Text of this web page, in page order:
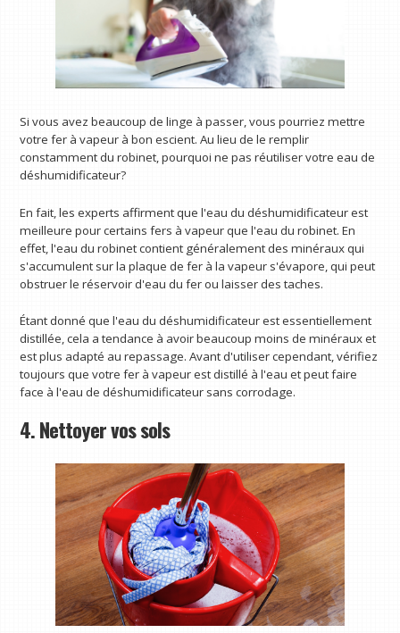
Si vous avez beaucoup de linge à passer, vous pourriez mettre
votre fer à vapeur à bon escient. Au lieu de le remplir
constamment du robinet, pourquoi ne pas réutiliser votre eau de
déshumidificateur?
En fait, les experts affirment que l'eau du déshumidificateur est
meilleure pour certains fers à vapeur que l'eau du robinet. En
effet, l'eau du robinet contient généralement des minéraux qui
s'accumulent sur la plaque de fer à la vapeur s'évapore, qui peut
obstruer le réservoir d'eau du fer ou laisser des taches.
Étant donné que l'eau du déshumidificateur est essentiellement
distillée, cela a tendance à avoir beaucoup moins de minéraux et
est plus adapté au repassage. Avant d'utiliser cependant, vérifiez
toujours que votre fer à vapeur est distillé à l'eau et peut faire
face à l'eau de déshumidificateur sans corrodage.
4. Nettoyer vos sols